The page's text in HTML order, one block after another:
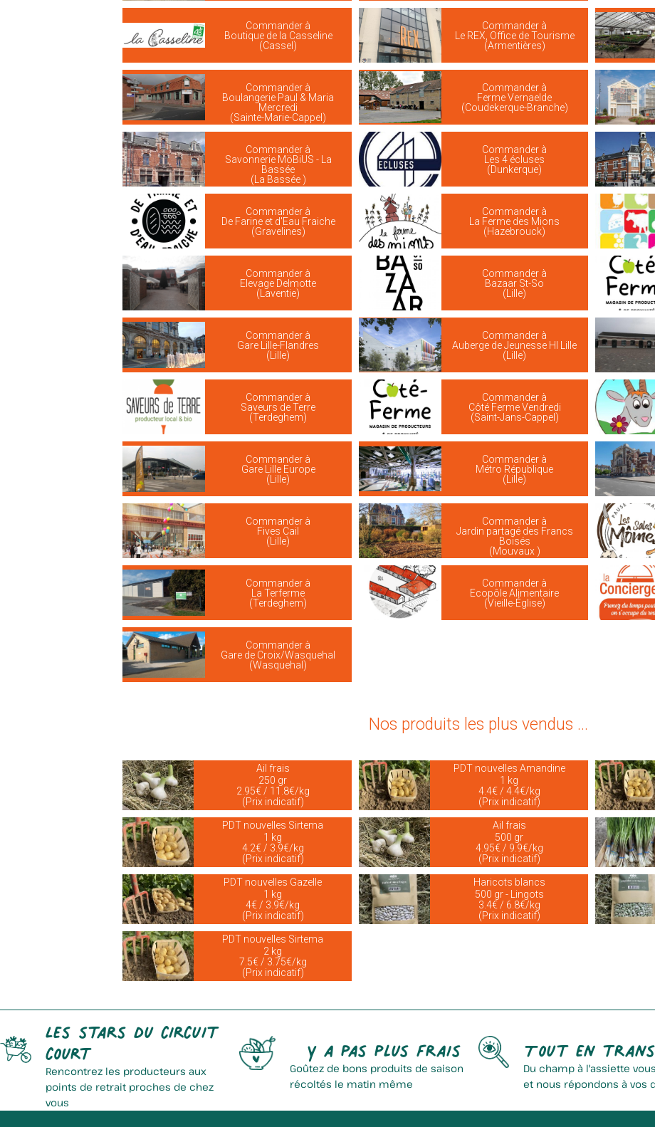
Commander à
Boutique de la Casseline
(Cassel)
Commander à
Le REX, Office de Tourisme
(Armentières)
Commander à
Boulangerie Paul & Maria
Mercredi
(Sainte-Marie-Cappel)
Commander à
Ferme Vernaelde
(Coudekerque-Branche)
Commander à
Savonnerie MöBiUS - La
Bassée
(La Bassée )
Commander à
Les 4 écluses
(Dunkerque)
Commander à
De Farine et d'Eau Fraiche
(Gravelines)
Commander à
La Ferme des Mions
(Hazebrouck)
Commander à
Elevage Delmotte
(Laventie)
Commander à
Bazaar St-So
(Lille)
Commander à
Gare Lille-Flandres
(Lille)
Commander à
Auberge de Jeunesse HI Lille
(Lille)
Commander à
Saveurs de Terre
(Terdeghem)
Commander à
Côté Ferme Vendredi
(Saint-Jans-Cappel)
Commander à
Gare Lille Europe
(Lille)
Commander à
Métro République
(Lille)
Commander à
Fives Cail
(Lille)
Commander à
Jardin partagé des Francs
Boisés
(Mouvaux )
Commander à
La Terferme
(Terdeghem)
Commander à
Ecopôle Alimentaire
(Vieille-Église)
Commander à
Gare de Croix/Wasquehal
(Wasquehal)
Nos produits les plus vendus ...
Ail frais
250 gr
2.95€ / 11.8€/kg
(Prix indicatif)
PDT nouvelles Amandine
1 kg
4.4€ / 4.4€/kg
(Prix indicatif)
PDT nouvelles Sirtema
1 kg
4.2€ / 3.9€/kg
(Prix indicatif)
Ail frais
500 gr
4.95€ / 9.9€/kg
(Prix indicatif)
PDT nouvelles Gazelle
1 kg
4€ / 3.9€/kg
(Prix indicatif)
Haricots blancs
500 gr - Lingots
3.4€ / 6.8€/kg
(Prix indicatif)
PDT nouvelles Sirtema
2 kg
7.5€ / 3.75€/kg
(Prix indicatif)
Les stars du circuit
court
Rencontrez les producteurs aux
points de retrait proches de chez
vous
Y a pas plus frais
Goûtez de bons produits de saison
récoltés le matin même
Tout en
Du champ à l'assiette
et nous répondons à vos